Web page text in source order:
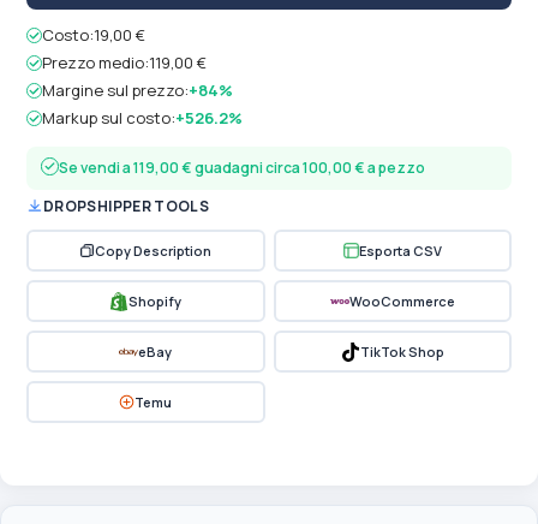
Costo:19,00 €
Prezzo medio:119,00 €
Margine sul prezzo:+84%
Markup sul costo:+526.2%
Se vendi a 119,00 € guadagni circa 100,00 € a pezzo
DROPSHIPPER TOOLS
Copy Description Esporta CSV
Shopify WooCommerce
eBay TikTok Shop
Temu